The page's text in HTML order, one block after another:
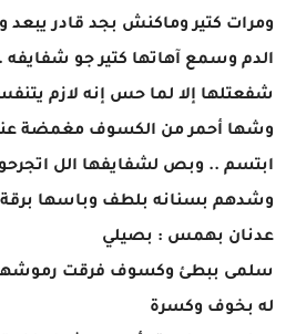
ومرات كتير وماكنش بجد قادر يبعد
الدم وسمع آهاتها كتير جو
شفعتلها إلا لما حس إنه لازم
وشها أحمر من الكسوف مغمضة
ابتسم .. وبص لشفايفها الل
وشدهم بسنانه بلطف وباسها برقة
عدنان بهمس : بصيلي
سلمى ببطئ وكسوف فرقت
له بخوف وكسرة